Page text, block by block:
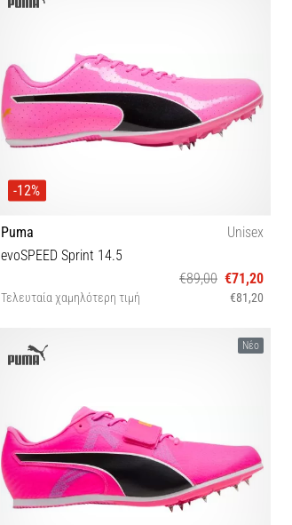
-12%
Puma
Unisex
evoSPEED Sprint 14.5
€89,00 €71,20
Τελευταία χαμηλότερη τιμή €81,20
40 40½ 41 42 42½ 43 44 44½ 46 46½ Νέο